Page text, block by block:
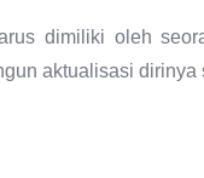
dimiliki oleh
aktualisasi